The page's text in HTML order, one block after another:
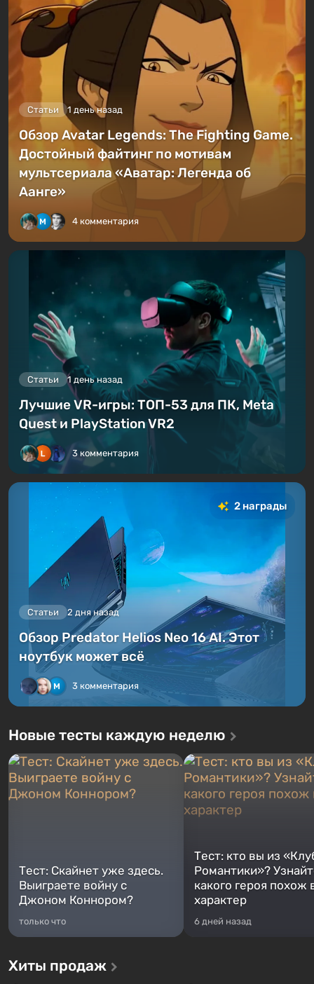
Статьи 1 день назад
Обзор Avatar Legends: The Fighting Game.
Достойный файтинг по мотивам
мультсериала «Аватар: Легенда об
Аанге»
4 комментария
Статьи 1 день назад
Лучшие VR-игры: ТОП-53 для ПК, Meta
Quest и PlayStation VR2
3 комментария
2 награды
Статьи 2 дня назад
Обзор Predator Helios Neo 16 AI. Этот
ноутбук может всё
3 комментария
Новые тесты каждую неделю
Тест: Скайнет уже здесь.
Выиграете войну с
Джоном Коннором?
только что
Тест: кто вы из
Романтики»?
какого героя похож
характер
6 дней назад
Хиты продаж